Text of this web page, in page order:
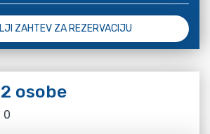
ZAHTEV ZA REZERVACIJU
osobe
0